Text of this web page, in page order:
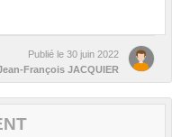
Publié le 30 juin 2022
François JACQUIER